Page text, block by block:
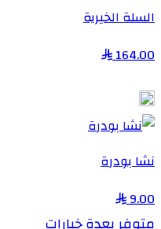
السلة الخيرية
164.00
نشا بودرة
9.00
متوفر بعدة خيارات